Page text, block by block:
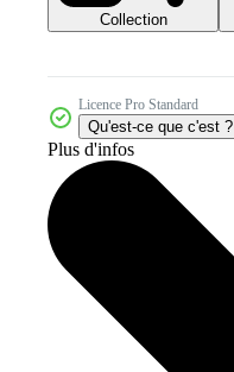
Collection
Licence Pro Standard
Qu'est-ce que c'est ?
Plus d'infos